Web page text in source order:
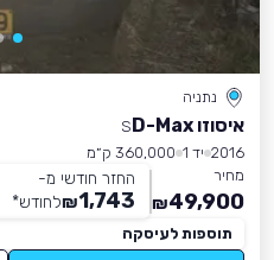
נתניה
איסוזו D-Max
S
2016 יד 1
360,000 ק״מ
מחיר
49,900
₪
החזר חודשי מ-
1,743
₪לחודש*
תוספות לעיסקה